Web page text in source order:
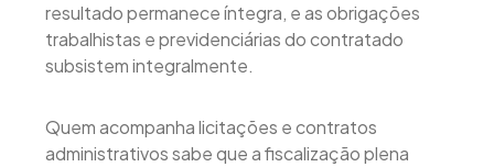
resultado permanece íntegra, e as obrigações
trabalhistas e previdenciárias do contratado
subsistem integralmente.
Quem acompanha licitações e contratos
administrativos sabe que a fiscalização plena